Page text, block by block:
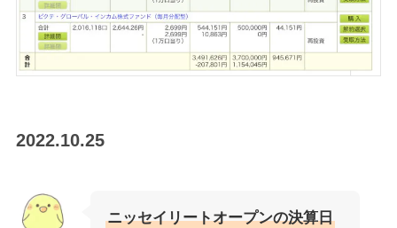
2022.10.25
ニッセイリートオープンの決算日